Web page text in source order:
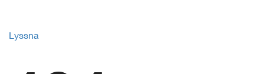
Lyssna